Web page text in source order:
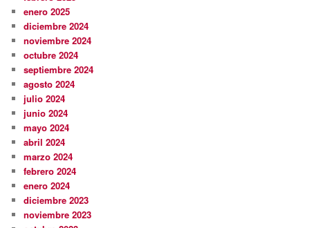
enero 2025
diciembre 2024
noviembre 2024
octubre 2024
septiembre 2024
agosto 2024
julio 2024
junio 2024
mayo 2024
abril 2024
marzo 2024
febrero 2024
enero 2024
diciembre 2023
noviembre 2023